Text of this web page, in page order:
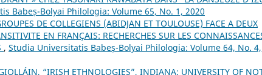
Babeș-Bolyai Philologia: Volume 65, No. 1, 2020
DE COLLEGIENS (ABIDJAN ET TOULOUSE) FACE A DEUX
EN FRANÇAIS: RECHERCHES SUR LES
, Studia Universitatis Babeș-Bolyai Philologia: Volume 64, No. 4,
“IRISH ETHNOLOGIES”, INDIANA: UNIVERSITY OF